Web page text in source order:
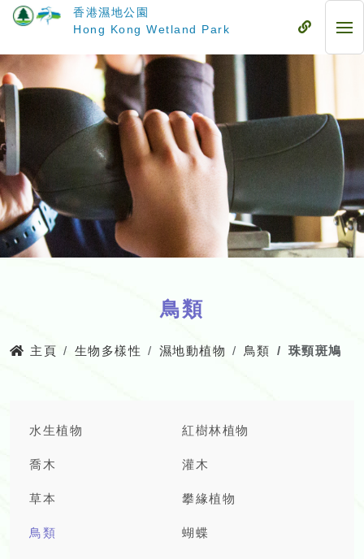
要
內
容
香港濕地公園
Hong Kong Wetland Park
流
流
動
鳥類
主頁 生物多樣性 濕地動植物 鳥類 珠頸斑鳩
水生植物 紅樹林植物
喬木 灌木
草本 攀緣植物
鳥類 蝴蝶